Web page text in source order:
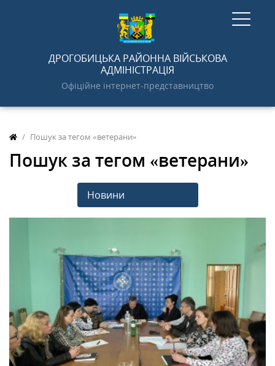
ДРОГОБИЦЬКА РАЙОННА ВІЙСЬКОВА
АДМІНІСТРАЦІЯ
Офіційне інтернет-представництво
Пошук за тегом «ветерани»
Пошук за тегом «ветерани»
Новини
ГОЛОВНА
АДМІНІСТРАЦІЯ
ДОКУМЕНТИ
ГРОМАДСЬКОСТІ
МІЖНАРОДНА СПІВПРАЦЯ
ТУРИСТУ